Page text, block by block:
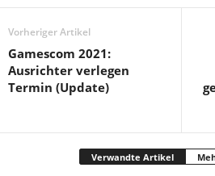
Vorheriger Artikel
Gamescom 2021:
Ausrichter verlegen
Termin (Update)
Verwandte Artikel